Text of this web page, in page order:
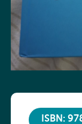
ISBN: